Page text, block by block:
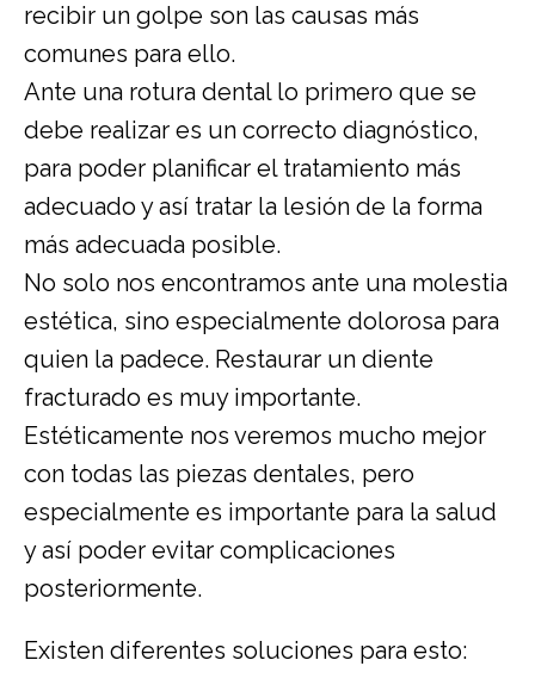
recibir un golpe son las causas más
comunes para ello.
Ante una rotura dental lo primero que se
debe realizar es un correcto diagnóstico,
para poder planificar el tratamiento más
adecuado y así tratar la lesión de la forma
más adecuada posible.
No solo nos encontramos ante una molestia
estética, sino especialmente dolorosa para
quien la padece. Restaurar un diente
fracturado es muy importante.
Estéticamente nos veremos mucho mejor
con todas las piezas dentales, pero
especialmente es importante para la salud
y así poder evitar complicaciones
posteriormente.
Existen diferentes soluciones para esto: